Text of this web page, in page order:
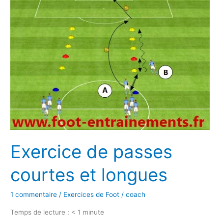
Exercice de passes
courtes et longues
1 commentaire / Exercices de Foot /coach
Temps de lecture : < 1 minute
passes
longues